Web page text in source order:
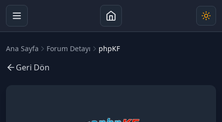
Ana Sayfa Forum Detayı phpKF
Geri Dön